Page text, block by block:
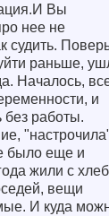
Вы
нее не
судить.
раньше,
Началось,
и
без работы.
было еще и
жили с
вещи
И куда